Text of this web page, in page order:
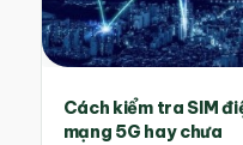
Cách kiểm tra SIM
mạng 5G hay chưa